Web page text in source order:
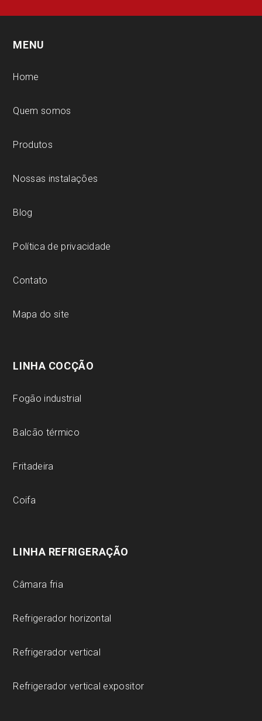
MENU
Home
Quem somos
Produtos
Nossas instalações
Blog
Política de privacidade
Contato
Mapa do site
LINHA COCÇÃO
Fogão industrial
Balcão térmico
Fritadeira
Coifa
LINHA REFRIGERAÇÃO
Câmara fria
Refrigerador horizontal
Refrigerador vertical
Refrigerador vertical expositor